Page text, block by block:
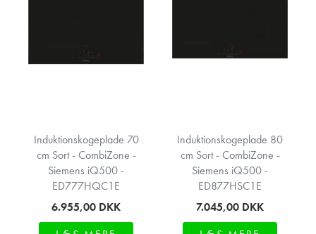
Induktionskogeplade 70
cm Sort - CombiZone -
Siemens iQ500 -
ED777HQC1E
6.955,00 DKK
Induktionskogeplade 80
cm Sort - CombiZone -
Siemens iQ500 -
ED877HSC1E
7.045,00 DKK